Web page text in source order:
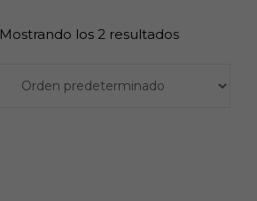
Mostrando los 2 resultados